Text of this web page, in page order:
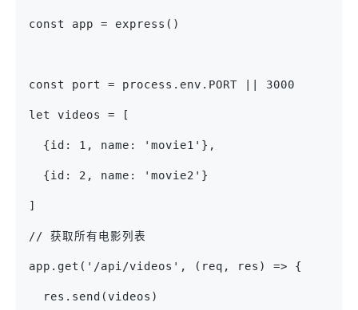
const app = express()
const port = process.env.PORT || 3000
let videos = [
  {id: 1, name: 'movie1'},
  {id: 2, name: 'movie2'}
]
// 获取所有电影列表
app.get('/api/videos', (req, res) => {
  res.send(videos)